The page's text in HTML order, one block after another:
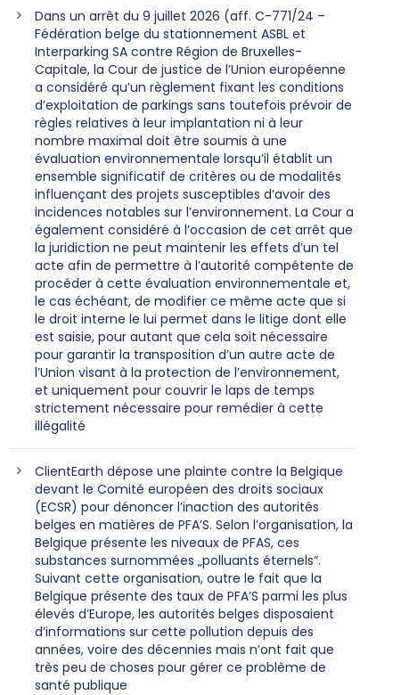
Dans un arrêt du 9 juillet 2026 (aff. C-771/24 –
Fédération belge du stationnement ASBL et
Interparking SA contre Région de Bruxelles-
Capitale, la Cour de justice de l’Union européenne
a considéré qu’un règlement fixant les conditions
d’exploitation de parkings sans toutefois prévoir de
règles relatives à leur implantation ni à leur
nombre maximal doit être soumis à une
évaluation environnementale lorsqu’il établit un
ensemble significatif de critères ou de modalités
influençant des projets susceptibles d’avoir des
incidences notables sur l’environnement. La Cour a
également considéré à l’occasion de cet arrêt que
la juridiction ne peut maintenir les effets d’un tel
acte afin de permettre à l’autorité compétente de
procéder à cette évaluation environnementale et,
le cas échéant, de modifier ce même acte que si
le droit interne le lui permet dans le litige dont elle
est saisie, pour autant que cela soit nécessaire
pour garantir la transposition d’un autre acte de
l’Union visant à la protection de l’environnement,
et uniquement pour couvrir le laps de temps
strictement nécessaire pour remédier à cette
illégalité
ClientEarth dépose une plainte contre la Belgique
devant le Comité européen des droits sociaux
(ECSR) pour dénoncer l’inaction des autorités
belges en matières de PFA’S. Selon l’organisation, la
Belgique présente les niveaux de PFAS, ces
substances surnommées „polluants éternels“.
Suivant cette organisation, outre le fait que la
Belgique présente des taux de PFA’S parmi les plus
élevés d’Europe, les autorités belges disposaient
d’informations sur cette pollution depuis des
années, voire des décennies mais n’ont fait que
très peu de choses pour gérer ce problème de
santé publique